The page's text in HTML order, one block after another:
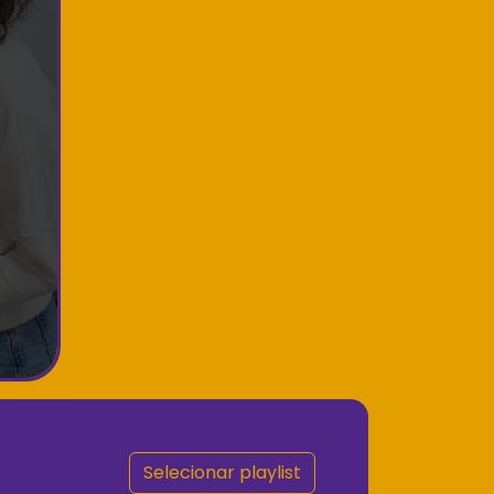
Selecionar playlist